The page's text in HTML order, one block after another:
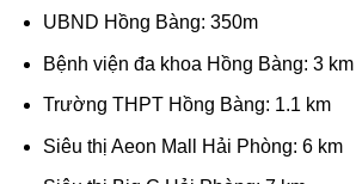
UBND Hồng Bàng: 350m
Bệnh viện đa khoa Hồng Bàng: 3 km
Trường THPT Hồng Bàng: 1.1 km
Siêu thị Aeon Mall Hải Phòng: 6 km